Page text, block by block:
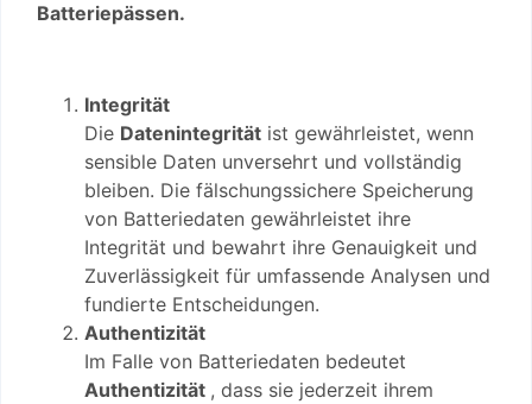
Batteriepässen.
Integrität
Die Datenintegrität ist gewährleistet, wenn
sensible Daten unversehrt und vollständig
bleiben. Die fälschungssichere Speicherung
von Batteriedaten gewährleistet ihre
Integrität und bewahrt ihre Genauigkeit und
Zuverlässigkeit für umfassende Analysen und
fundierte Entscheidungen.
Authentizität
Im Falle von Batteriedaten bedeutet
Authentizität , dass sie jederzeit ihrem